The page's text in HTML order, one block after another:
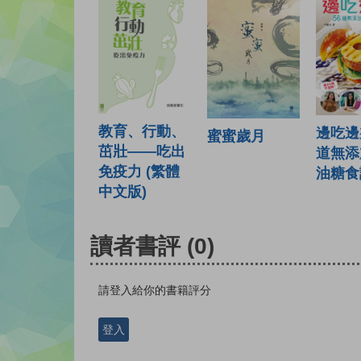
教育、行動、
茁壯——吃出
免疫力 (繁體
中文版)
蜜蜜歲月
邊吃
道無
油糖
讀者書評 (0)
請登入給你的書籍評分
登入